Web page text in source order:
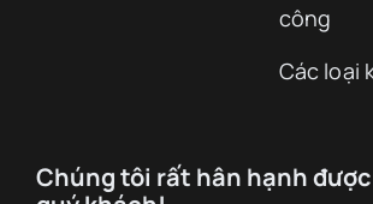
công
Các loại
Chúng tôi rất hân hạnh